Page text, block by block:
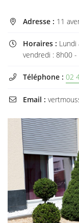
 Adresse : 11
 Horaires :
vendredi : 8h00
 Téléphone : 02
 Email :